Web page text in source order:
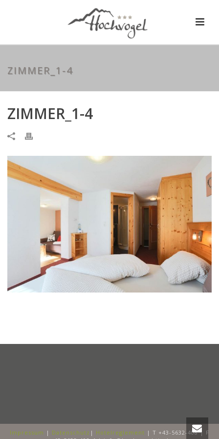
ZIMMER_1-4
ZIMMER_1-4
Impressum | Datenschutz | Hotelreglement | T +43-5632-408 | F